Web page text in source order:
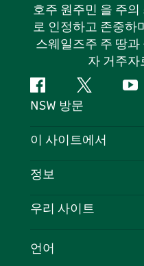
호주 원주민 을 주
로 인정하고 존중하
스웨일즈주 주 땅과
자 거주자
페
이
북
지
다
유
NSW 방문
문의하기
쿠키 고지
이 사이트에서
목적지
이벤트
정보
여행 정보
뉴사우스웨일즈주 의 사
우리 사이트
언어